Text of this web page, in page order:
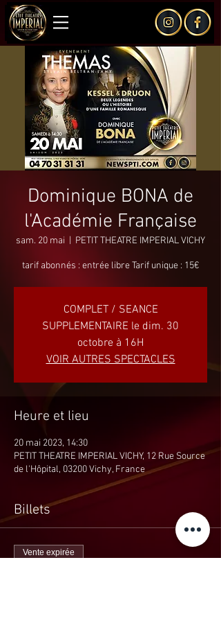
Dominique BONA de
l'Académie Française
sam. 20 mai PETIT THEATRE IMPERIAL VICHY
tarif abonnés : entrée libre Tarif unique : 15€
COMPLET / SEANCE
SUPPLEMENTAIRE le dim. 30
octobre à 16H
VOIR AUTRES SPECTACLES
Heure et lieu
20 mai 2023, 14:30
PETIT THEATRE IMPERIAL VICHY, 12 Rue Source
de l'Hôpital, 03200 Vichy, France
Billets
Vente expirée